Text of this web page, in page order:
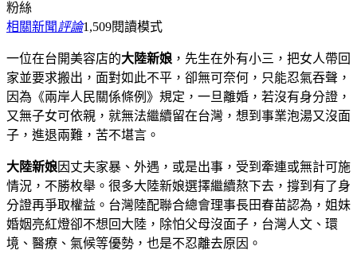
粉絲
相關新聞評論1,509閱讀模式
一位在台開美容店的大陸新娘 ，先生在外有小三，把女人帶回
家並要求搬出，面對如此不平，卻無可奈何，只能忍氣吞聲，
因為《兩岸人民關係條例》規定，一旦離婚，若沒有身分證，
又無子女可依親，就無法繼續留在台灣，想到事業泡湯又沒面
子，進退兩難，苦不堪言。
大陸新娘因丈夫家暴、外遇，或是出事，受到牽連或無計可施
情況，不勝枚舉。很多大陸新娘選擇繼續熬下去，撐到有了身
分證再爭取權益。台灣陸配聯合總會理事長田春苗認為，姐妹
婚姻亮紅燈卻不想回大陸，除怕父母沒面子，台灣人文、環
境、醫療、氣候等優勢，也是不忍離去原因。